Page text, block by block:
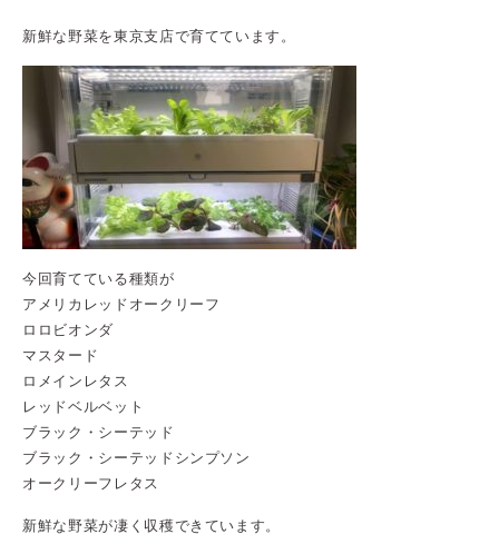
新鮮な野菜を東京支店で育てています。
今回育てている種類が
アメリカレッドオークリーフ
ロロビオンダ
マスタード
ロメインレタス
レッドベルベット
ブラック・シーテッド
ブラック・シーテッドシンプソン
オークリーフレタス
新鮮な野菜が凄く収穫できています。